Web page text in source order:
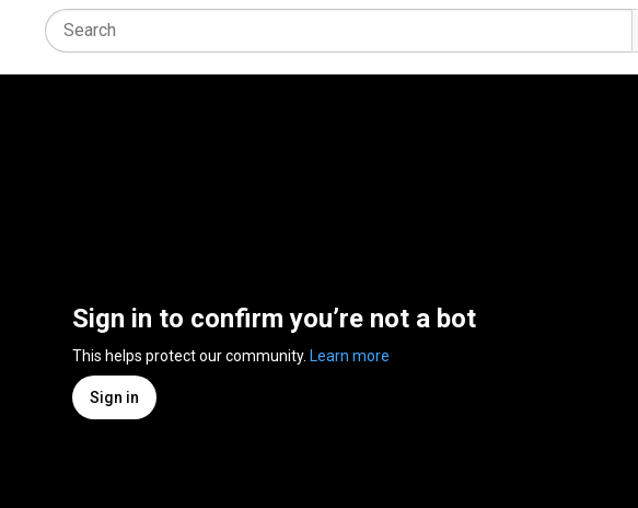
Sign in to confirm you’re not a bot
This helps protect our community. Learn more
Sign in